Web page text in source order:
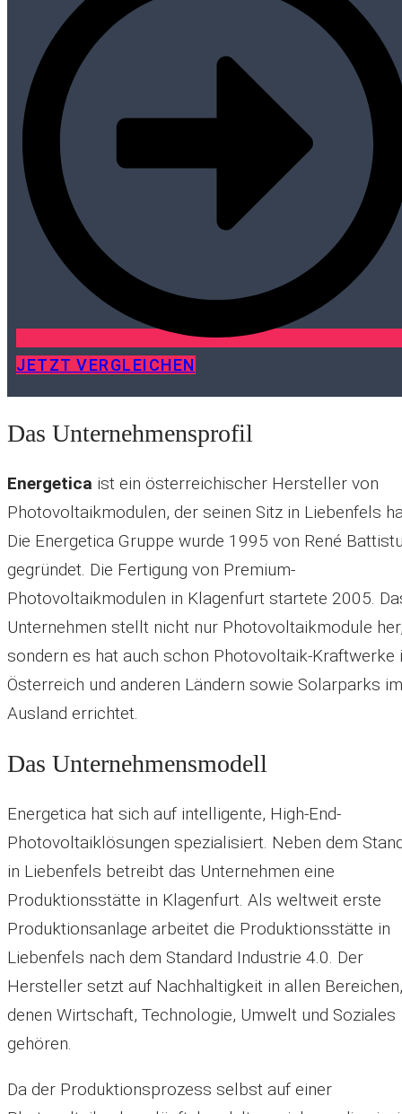
JETZT VERGLEICHEN
Das Unternehmensprofil
Energetica ist ein österreichischer Hersteller von
Photovoltaikmodulen, der seinen Sitz in Liebenfels
Die Energetica Gruppe wurde 1995 von René
gegründet. Die Fertigung von Premium-
Photovoltaikmodulen in Klagenfurt startete 2005.
Unternehmen stellt nicht nur Photovoltaikmodule
sondern es hat auch schon Photovoltaik-Kraftwerke
Österreich und anderen Ländern sowie Solarparks im
Ausland errichtet.
Das Unternehmensmodell
Energetica hat sich auf intelligente, High-End-
Photovoltaiklösungen spezialisiert. Neben dem
in Liebenfels betreibt das Unternehmen eine
Produktionsstätte in Klagenfurt. Als weltweit erste
Produktionsanlage arbeitet die Produktionsstätte in
Liebenfels nach dem Standard Industrie 4.0. Der
Hersteller setzt auf Nachhaltigkeit in allen
denen Wirtschaft, Technologie, Umwelt und Soziales
gehören.
Da der Produktionsprozess selbst auf einer